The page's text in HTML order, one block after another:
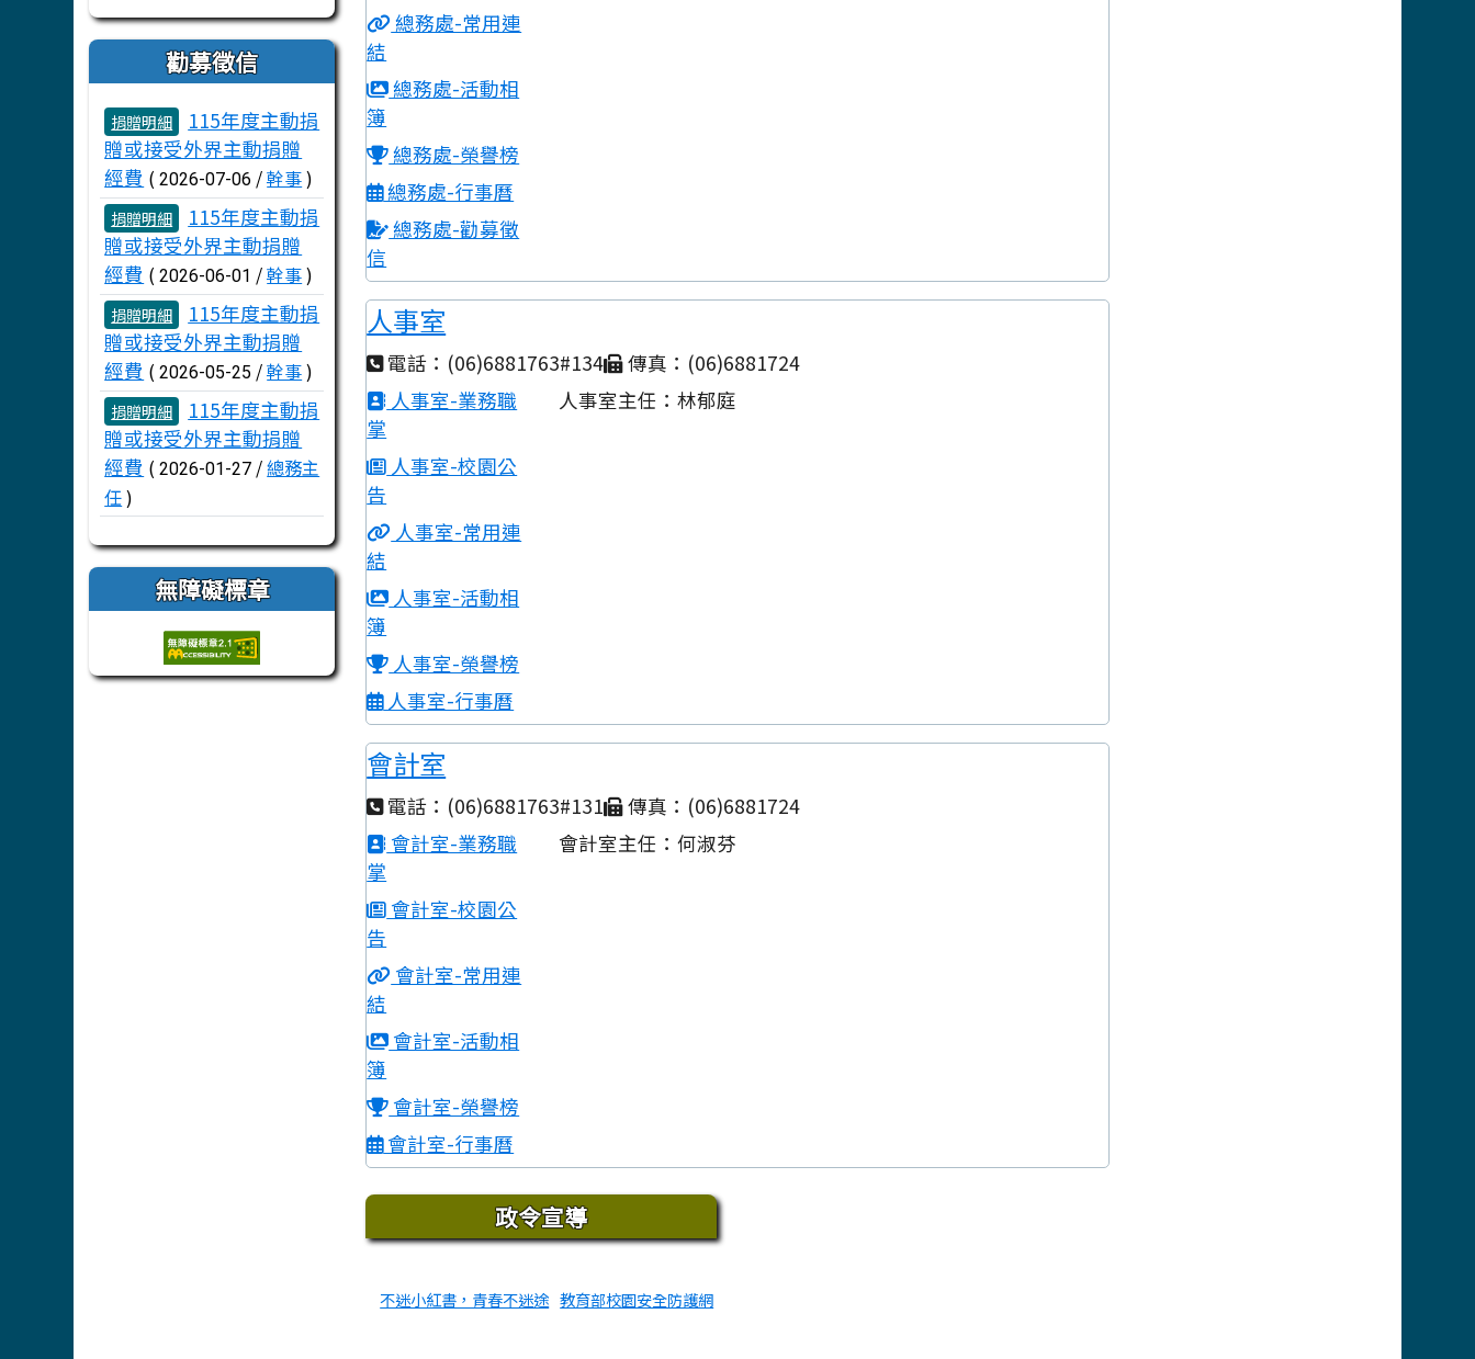
勸募徵信
文章列表
捐贈明細
115年度主動捐
贈或接受外界主動捐贈
經費 ( 2026-07-06 /幹事)
捐贈明細
115年度主動捐
贈或接受外界主動捐贈
經費 ( 2026-06-01 /幹事)
捐贈明細
115年度主動捐
贈或接受外界主動捐贈
經費 ( 2026-05-25 /幹事)
捐贈明細
115年度主動捐
贈或接受外界主動捐贈
經費 ( 2026-01-27 /總務主
任)
無障礙標章
總務處-常用連
結
總務處-活動相
簿
總務處-榮譽榜
總務處-行事曆
總務處-勸募徵
信
人事室
電話：(06)6881763#134
傳真：(06)6881724
人事室-業務職
掌
人事室-校園公
告
人事室-常用連
結
人事室-活動相
簿
人事室-榮譽榜
人事室-行事曆
人事室主任：林郁庭
會計室
電話：(06)6881763#131
傳真：(06)6881724
會計室-業務職
掌
會計室-校園公
告
會計室-常用連
結
會計室-活動相
簿
會計室-榮譽榜
會計室-行事曆
會計室主任：何淑芬
下中區域內容
政令宣導
不迷小紅書，青春不迷途 教育部校園安全防護網